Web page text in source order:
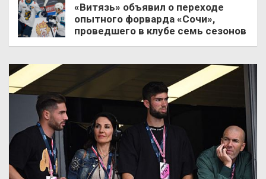
«Витязь» объявил о переходе
опытного форварда «Сочи»,
проведшего в клубе семь сезонов